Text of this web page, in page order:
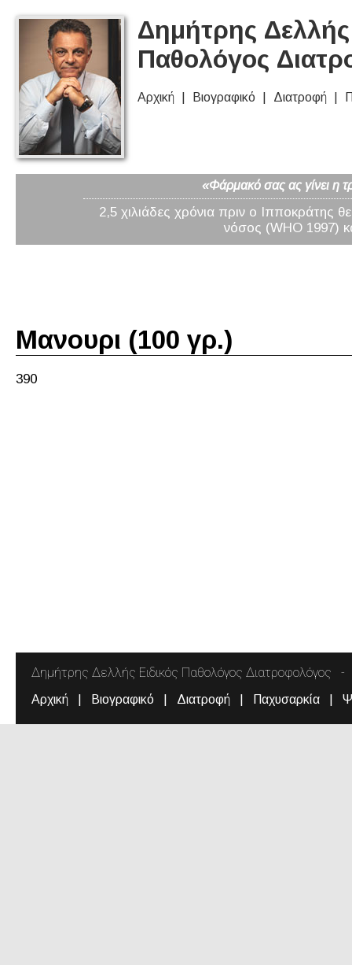
Δημήτρης
Παθολόγος
Αρχική Βιογραφικό Διατροφή
«Φάρμακό σας ας γίνει η
2,5 χιλιάδες χρόνια πριν ο Ιπποκράτης
νόσος (WHO 1997)
Μανουρι (100 γρ.)
390
Δημήτρης Δελλής Ειδικός Παθολόγος Διατροφολόγος
Αρχική Βιογραφικό Διατροφή Παχυσαρκία